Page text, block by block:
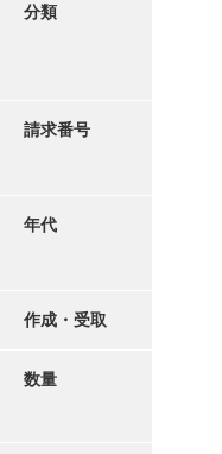
写真・絵はがき
分類
請求番号
年代
作成・受取
数量